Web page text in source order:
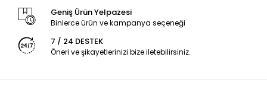
Geniş Ürün Yelpazesi
Binlerce ürün ve kampanya seçeneği
7 / 24 DESTEK
Öneri ve şikayetlerinizi bize iletebilirsiniz.